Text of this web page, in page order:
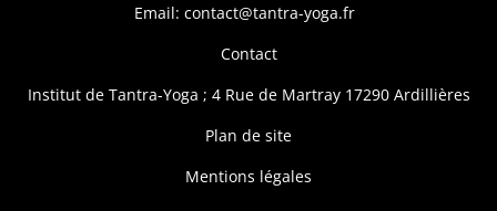
Email: contact@tantra-yoga.fr
Contact
Institut de Tantra-Yoga ; 4 Rue de Martray 17290 Ardillières
Plan de site
Mentions légales